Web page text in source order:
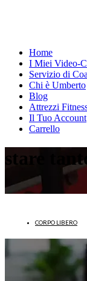
Home
I Miei Video-
Servizio di
Chi è Umberto
Blog
Attrezzi
Il Tuo Account
Carrello
stare
CORPO LIBERO